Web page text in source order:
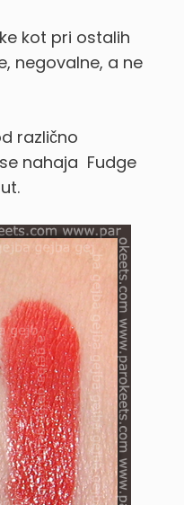
kot pri ostalih
negovalne, a ne
različno
nahaja Fudge